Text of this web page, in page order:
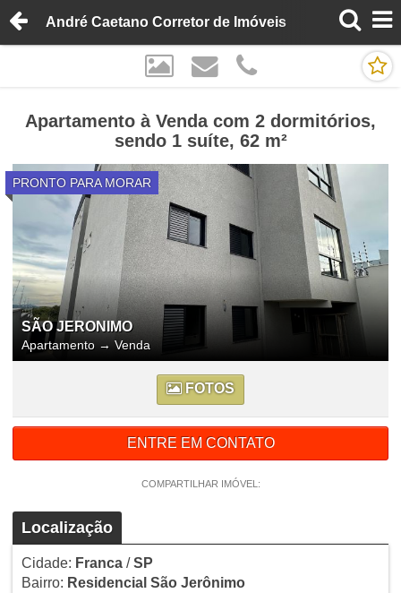
André Caetano Corretor de Imóveis
Apartamento à Venda com 2 dormitórios,
sendo 1 suíte, 62 m²
PRONTO PARA MORAR
SÃO JERONIMO
Apartamento → Venda
FOTOS
ENTRE EM CONTATO
COMPARTILHAR IMÓVEL:
Localização
Cidade: Franca/SP
Bairro: Residencial São Jerônimo